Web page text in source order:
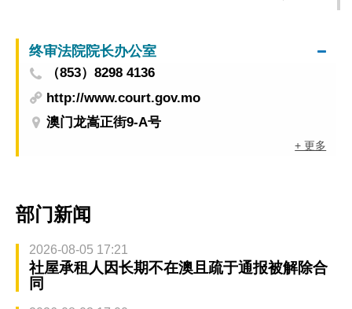
终审法院院长办公室
（853）8298 4136
http://www.court.gov.mo
澳门龙嵩正街9-A号
+ 更多
部门新闻
2026-08-05 17:21
社屋承租人因长期不在澳且疏于通报被解除合
同